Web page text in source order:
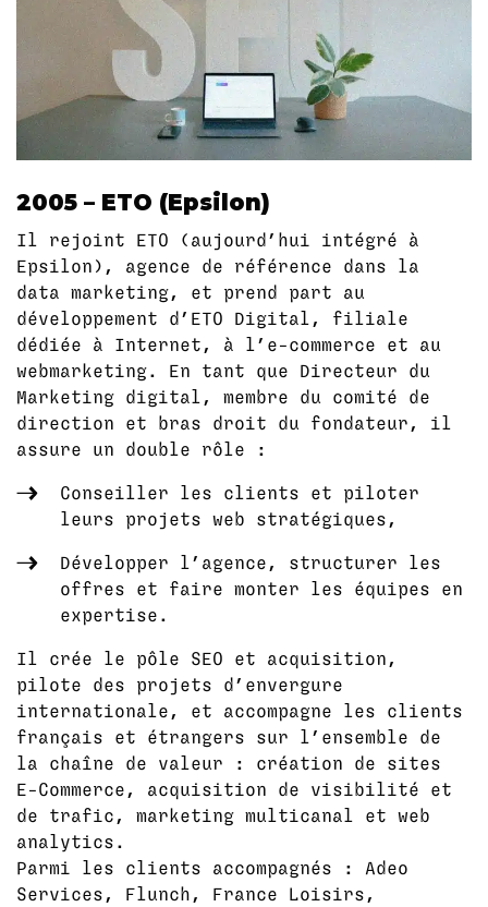
2005 – ETO (Epsilon)
Il rejoint ETO (aujourd’hui intégré à
Epsilon), agence de référence dans la
data marketing, et prend part au
développement d’ETO Digital, filiale
dédiée à Internet, à l’e-commerce et au
webmarketing. En tant que Directeur du
Marketing digital, membre du comité de
direction et bras droit du fondateur, il
assure un double rôle :
Conseiller les clients et piloter
leurs projets web stratégiques,
Développer l’agence, structurer les
offres et faire monter les équipes en
expertise.
Il crée le pôle SEO et acquisition,
pilote des projets d’envergure
internationale, et accompagne les clients
français et étrangers sur l’ensemble de
la chaîne de valeur : création de sites
E-Commerce, acquisition de visibilité et
de trafic, marketing multicanal et web
analytics.
Parmi les clients accompagnés : Adeo
Services, Flunch, France Loisirs,